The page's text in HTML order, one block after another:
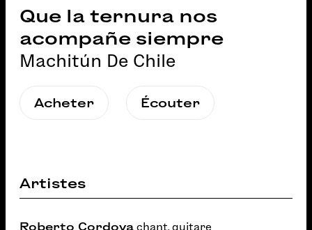
Que la ternura nos
acompañe siempre
Machitún De Chile
Acheter Écouter
Artistes
Roberto Cordova chant, guitare